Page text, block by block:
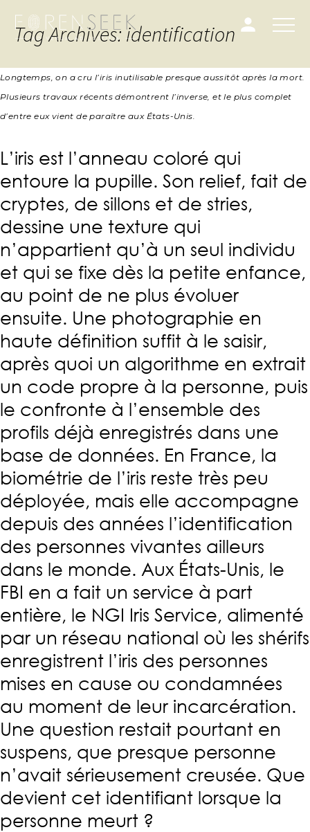
Tag Archives: identification
Longtemps, on a cru l’iris inutilisable presque aussitôt après la mort.
Plusieurs travaux récents démontrent l’inverse, et le plus complet
d’entre eux vient de paraître aux États-Unis.
L’iris est l’anneau coloré qui
entoure la pupille. Son relief, fait de
cryptes, de sillons et de stries,
dessine une texture qui
n’appartient qu’à un seul individu
et qui se fixe dès la petite enfance,
au point de ne plus évoluer
ensuite. Une photographie en
haute définition suffit à le saisir,
après quoi un algorithme en extrait
un code propre à la personne, puis
le confronte à l’ensemble des
profils déjà enregistrés dans une
base de données. En France, la
biométrie de l’iris reste très peu
déployée, mais elle accompagne
depuis des années l’identification
des personnes vivantes ailleurs
dans le monde. Aux États-Unis, le
FBI en a fait un service à part
entière, le NGI Iris Service, alimenté
par un réseau national où les shérifs
enregistrent l’iris des personnes
mises en cause ou condamnées
au moment de leur incarcération.
Une question restait pourtant en
suspens, que presque personne
n’avait sérieusement creusée. Que
devient cet identifiant lorsque la
personne meurt ?